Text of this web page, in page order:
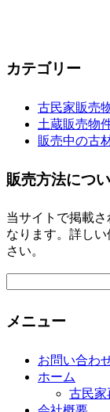
カテゴリー
古民家販売
土蔵販売物
販売中の古
販売方法につ
当サイトで掲載
なります。詳し
さい。
メニュー
お問い合わ
ホーム
古民家